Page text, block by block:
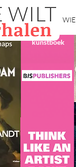
Home WIE
kunstboek